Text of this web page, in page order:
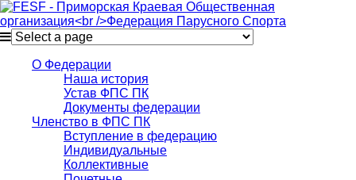
О Федерации
Наша история
Устав ФПС ПК
Документы федерации
Членство в ФПС ПК
Вступление в федерацию
Индивидуальные
Коллективные